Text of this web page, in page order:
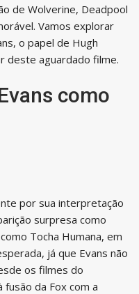
de Wolverine, Deadpool
Vamos explorar
o papel de Hugh
deste aguardado filme.
como
por sua interpretação
surpresa como
Tocha Humana, em
já que Evans não
os filmes do
fusão da Fox com a